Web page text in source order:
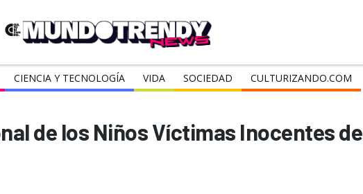
CIENCIA Y TECNOLOGÍA VIDA SOCIEDAD CULTURIZANDO.COM
de los Niños Víctimas Inocentes de